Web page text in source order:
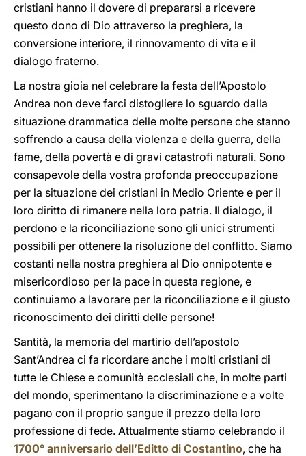
cristiani hanno il dovere di prepararsi a ricevere
questo dono di Dio attraverso la preghiera, la
conversione interiore, il rinnovamento di vita e il
dialogo fraterno.
La nostra gioia nel celebrare la festa dell’Apostolo
Andrea non deve farci distogliere lo sguardo dalla
situazione drammatica delle molte persone che stanno
soffrendo a causa della violenza e della guerra, della
fame, della povertà e di gravi catastrofi naturali. Sono
consapevole della vostra profonda preoccupazione
per la situazione dei cristiani in Medio Oriente e per il
loro diritto di rimanere nella loro patria. Il dialogo, il
perdono e la riconciliazione sono gli unici strumenti
possibili per ottenere la risoluzione del conflitto. Siamo
costanti nella nostra preghiera al Dio onnipotente e
misericordioso per la pace in questa regione, e
continuiamo a lavorare per la riconciliazione e il giusto
riconoscimento dei diritti delle persone!
Santità, la memoria del martirio dell’apostolo
Sant’Andrea ci fa ricordare anche i molti cristiani di
tutte le Chiese e comunità ecclesiali che, in molte parti
del mondo, sperimentano la discriminazione e a volte
pagano con il proprio sangue il prezzo della loro
professione di fede. Attualmente stiamo celebrando il
1700° anniversario dell’Editto di Costantino, che ha